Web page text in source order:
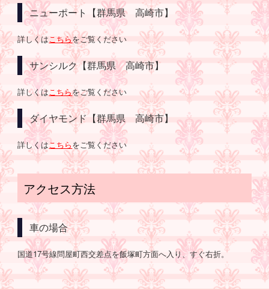
ニューポート【群馬県 高崎市】
詳しくはこちらをご覧ください
サンシルク【群馬県 高崎市】
詳しくはこちらをご覧ください
ダイヤモンド【群馬県 高崎市】
詳しくはこちらをご覧ください
アクセス方法
車の場合
国道17号線問屋町西交差点を飯塚町方面へ入り、すぐ右折。